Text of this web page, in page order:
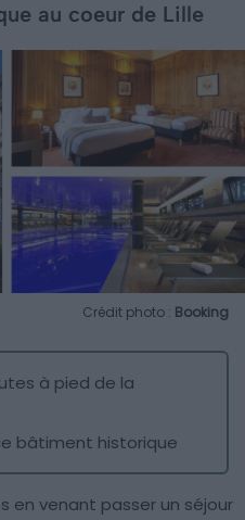
au coeur de Lille
Crédit photo : Booking
à pied de la
bâtiment historique
en venant passer un séjour